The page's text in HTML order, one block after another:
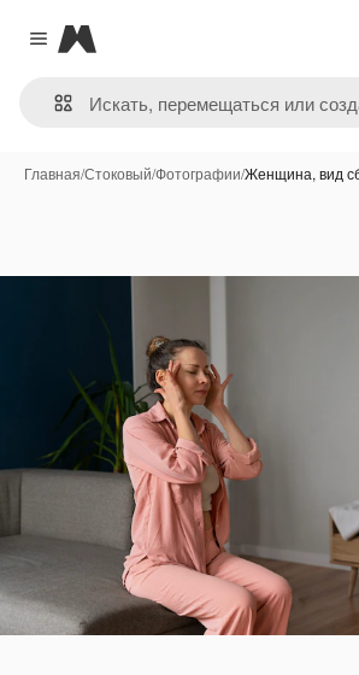
Close menu
Magnific
Главная/Стоковый/Фотографии/Женщина, вид